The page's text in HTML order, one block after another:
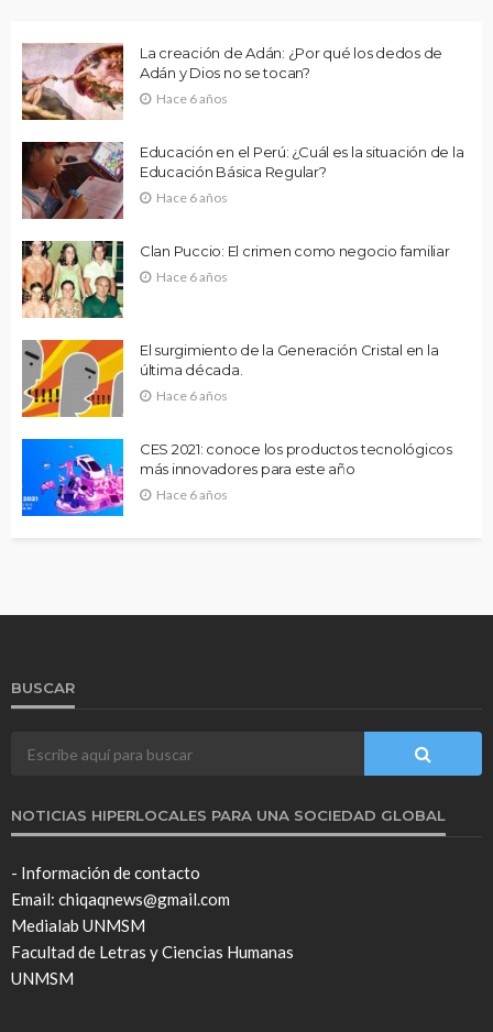
La creación de Adán: ¿Por qué los dedos de
Adán y Dios no se tocan?
Hace 6 años
Educación en el Perú: ¿Cuál es la situación de la
Educación Básica Regular?
Hace 6 años
Clan Puccio: El crimen como negocio familiar
Hace 6 años
El surgimiento de la Generación Cristal en la
última década.
Hace 6 años
CES 2021: conoce los productos tecnológicos
más innovadores para este año
Hace 6 años
BUSCAR
NOTICIAS HIPERLOCALES PARA UNA SOCIEDAD GLOBAL
- Información de contacto
Email: chiqaqnews@gmail.com
Medialab UNMSM
Facultad de Letras y Ciencias Humanas
UNMSM